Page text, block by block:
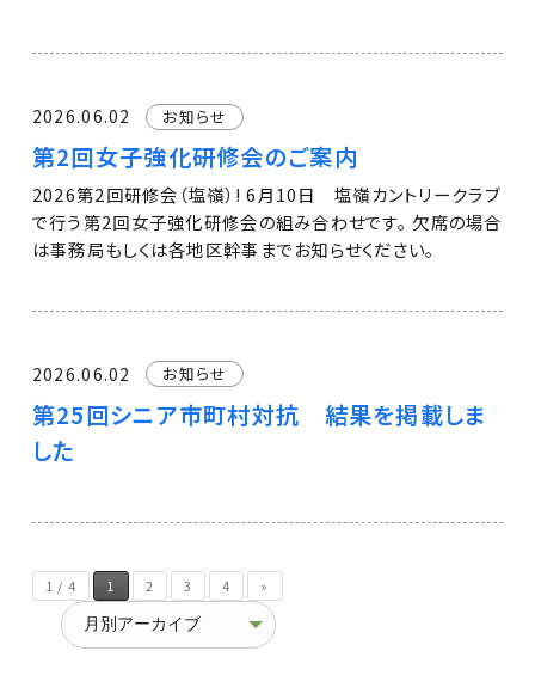
2026.06.02 お知らせ
第2回女子強化研修会のご案内
2026第2回研修会（塩嶺）! 6月10日 塩嶺カントリークラブ
で行う第2回女子強化研修会の組み合わせです。 欠席の場合
は事務局もしくは各地区幹事までお知らせください。
2026.06.02 お知らせ
第25回シニア市町村対抗 結果を掲載しま
した
1 / 4 1 2 3 4 »